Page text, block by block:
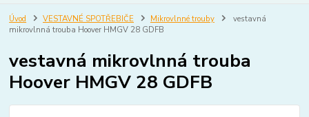
Úvod VESTAVNÉ SPOTŘEBIČE Mikrovlnné trouby
vestavná
mikrovlnná trouba Hoover HMGV 28 GDFB
vestavná mikrovlnná trouba
Hoover HMGV 28 GDFB